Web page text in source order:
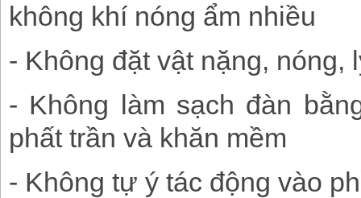
không khí nóng ẩm nhiều
- Không đặt vật nặng, nóng,
- Không làm sạch đàn
phất trần và khăn mềm
- Không tự ý tác động vào